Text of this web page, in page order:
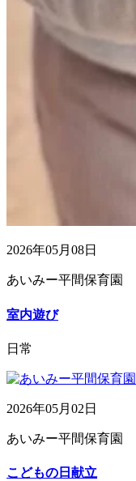
2026年05月08日
あいみー平間保育園
室内遊び
日常
2026年05月02日
あいみー平間保育園
こどもの日献立